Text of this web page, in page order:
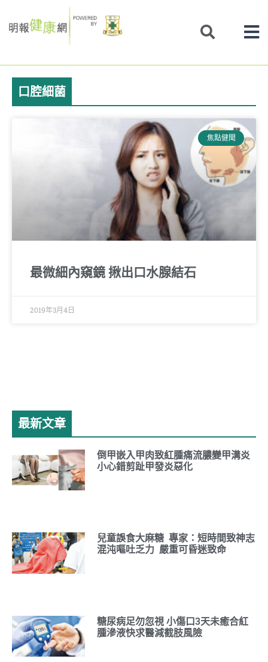
to
口腔細菌
焦點健聞
最微細內窺鏡 揪出口水腺結石
2019年3月4日
最新文章
倒甲嵌入甲肉致紅腫痛流膿變甲溝炎
小心錯剪趾甲發炎惡化
兒童誤食大麻糖 專家：短時間致神志
混沌嘔吐乏力 嚴重可昏迷致命
糖尿病足勿忽視 小傷口3天未癒合紅
腫滲液快求醫減截肢風險